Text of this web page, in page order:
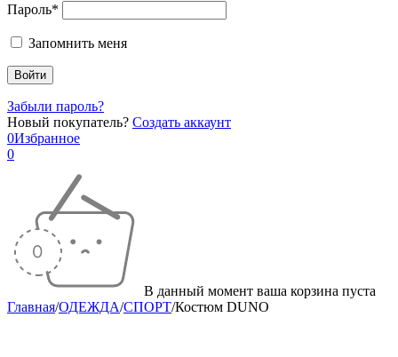
Пароль*
Запомнить меня
Забыли пароль?
Новый покупатель? Создать аккаунт
0Избранное
0
В данный момент ваша корзина пуста
Главная/ОДЕЖДА/СПОРТ/Костюм DUNO